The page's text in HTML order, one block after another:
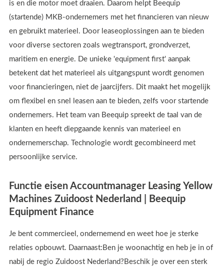
is en die motor moet draaien. Daarom helpt Beequip
(startende) MKB-ondernemers met het financieren van nieuw
en gebruikt materieel. Door leaseoplossingen aan te bieden
voor diverse sectoren zoals wegtransport, grondverzet,
maritiem en energie. De unieke 'equipment first' aanpak
betekent dat het materieel als uitgangspunt wordt genomen
voor financieringen, niet de jaarcijfers. Dit maakt het mogelijk
om flexibel en snel leasen aan te bieden, zelfs voor startende
ondernemers. Het team van Beequip spreekt de taal van de
klanten en heeft diepgaande kennis van materieel en
ondernemerschap. Technologie wordt gecombineerd met
persoonlijke service.
Functie eisen Accountmanager Leasing Yellow
Machines Zuidoost Nederland | Beequip
Equipment Finance
Je bent commercieel, ondernemend en weet hoe je sterke
relaties opbouwt. Daarnaast:Ben je woonachtig en heb je in of
nabij de regio Zuidoost Nederland?Beschik je over een sterk